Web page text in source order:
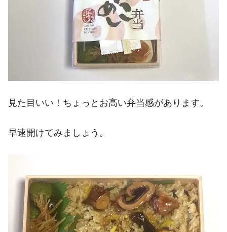
見た目いい！ちょっとお高い弁当感があります。
早速開けてみましょう。